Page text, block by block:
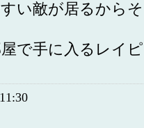
い敵が居るから
で手に入るレイ